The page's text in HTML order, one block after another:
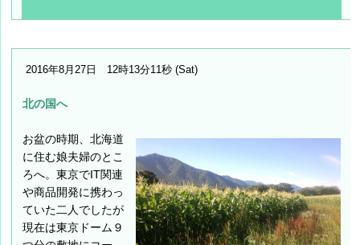
2016年8月27日 12時13分11秒 (Sat)
北の国へ
お盆の時期、北海道
に住む娘夫婦のとこ
ろへ。東京でIT関連
や商品開発に携わっ
ていた二人でしたが
現在は東京ドーム９